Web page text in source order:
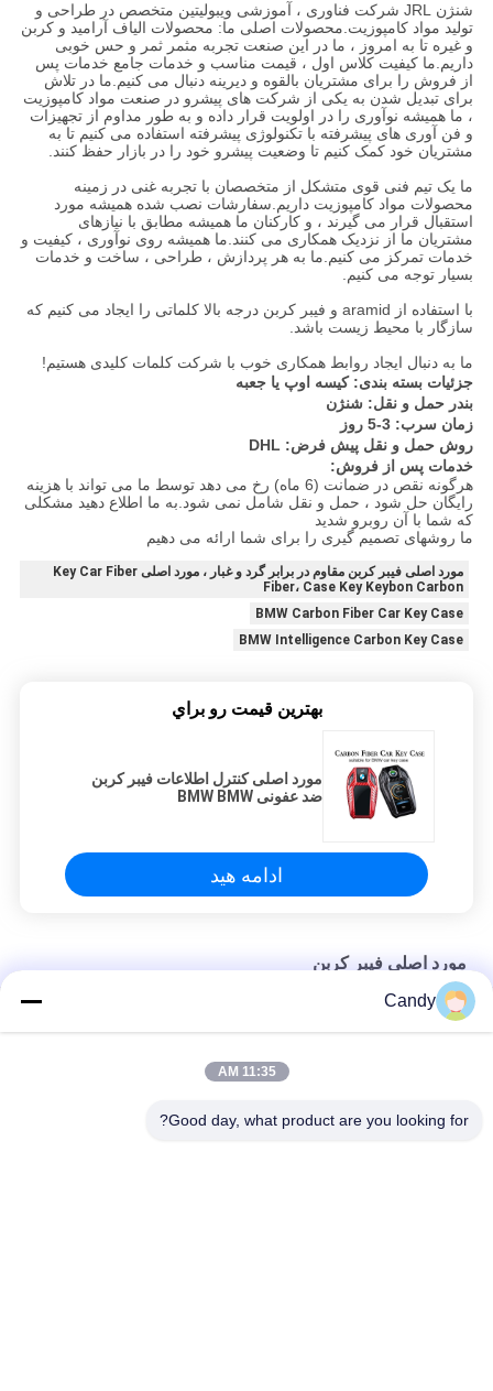
شنژن JRL شرکت فناوری ، آموزشی ویبولیتین متخصص در طراحی و
تولید مواد کامپوزیت.محصولات اصلی ما: محصولات الیاف آرامید و کربن
و غیره تا به امروز ، ما در این صنعت تجربه مثمر ثمر و حس خوبی
داریم.ما کیفیت کلاس اول ، قیمت مناسب و خدمات جامع خدمات پس
از فروش را برای مشتریان بالقوه و دیرینه دنبال می کنیم.ما در تلاش
برای تبدیل شدن به یکی از شرکت های پیشرو در صنعت مواد کامپوزیت
، ما همیشه نوآوری را در اولویت قرار داده و به طور مداوم از تجهیزات
و فن آوری های پیشرفته با تکنولوژی پیشرفته استفاده می کنیم تا به
مشتریان خود کمک کنیم تا وضعیت پیشرو خود را در بازار حفظ کنند.
ما یک تیم فنی قوی متشکل از متخصصان با تجربه غنی در زمینه
محصولات مواد کامپوزیت داریم.سفارشات نصب شده همیشه مورد
استقبال قرار می گیرند ، و کارکنان ما همیشه مطابق با نیازهای
مشتریان ما از نزدیک همکاری می کنند.ما همیشه روی نوآوری ، کیفیت و
خدمات تمرکز می کنیم.ما به هر پردازش ، طراحی ، ساخت و خدمات
بسیار توجه می کنیم.
با استفاده از aramid و فیبر کربن درجه بالا کلماتی را ایجاد می کنیم که
سازگار با محیط زیست باشد.
ما به دنبال ایجاد روابط همکاری خوب با شرکت کلمات کلیدی هستیم!
جزئیات بسته بندی: کیسه اوپ یا جعبه
بندر حمل و نقل: شنژن
زمان سرب: 3-5 روز
روش حمل و نقل پیش فرض: DHL
خدمات پس از فروش:
هرگونه نقص در ضمانت (6 ماه) رخ می دهد توسط ما می تواند با هزینه
رایگان حل شود ، حمل و نقل شامل نمی شود.به ما اطلاع دهید مشکلی
که شما با آن روبرو شدید
ما روشهای تصمیم گیری را برای شما ارائه می دهیم
مورد اصلی فیبر کربن مقاوم در برابر گرد و غبار ، مورد اصلی Key Car Fiber
Fiber، Case Key Keybon Carbon
BMW Carbon Fiber Car Key Case
BMW Intelligence Carbon Key Case
بهترين قيمت رو براي
مورد اصلی کنترل اطلاعات فیبر کربن
ضد عفونی BMW BMW
ادامه هید
مورد اصلی فیبر کربن
3K دست - پوشش براق کلید کربن آئودی سبک و براق
Candy
11:35 AM
Good day, what product are you looking for?